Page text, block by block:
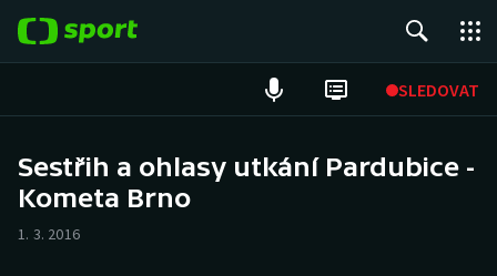
SLEDOVAT
Hokej
Sestřih a ohlasy utkání Pardubice -
Kometa Brno
1. 3. 2016